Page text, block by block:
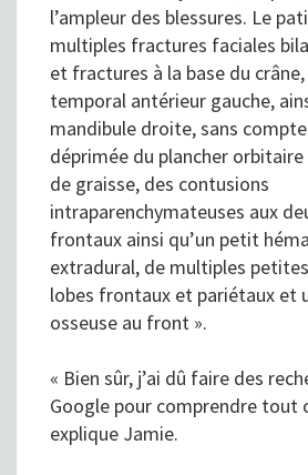
l’ampleur des blessures. Le
multiples fractures faciales
et fractures à la base du
temporal antérieur gauche,
mandibule droite, sans
déprimée du plancher
de graisse, des contusions
intraparenchymateuses aux
frontaux ainsi qu’un petit
extradural, de multiples
lobes frontaux et pariétaux et
osseuse au front ».
« Bien sûr, j’ai dû faire des
Google pour comprendre tout
explique Jamie.